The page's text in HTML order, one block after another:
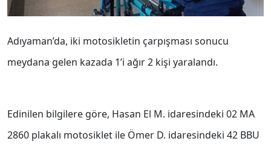
Adıyaman’da, iki motosikletin çarpışması sonucu
meydana gelen kazada 1’i ağır 2 kişi yaralandı.
Edinilen bilgilere göre, Hasan El M. idaresindeki 02 MA
2860 plakalı motosiklet ile Ömer D. idaresindeki 42 BBU